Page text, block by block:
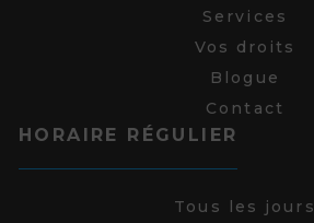
Services
Vos droits
Blogue
Contact
HORAIRE RÉGULIER
Tous les jours